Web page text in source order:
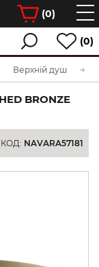
(0)
(0)
Верхній душ
BRONZE
КОД: NAVARA57181